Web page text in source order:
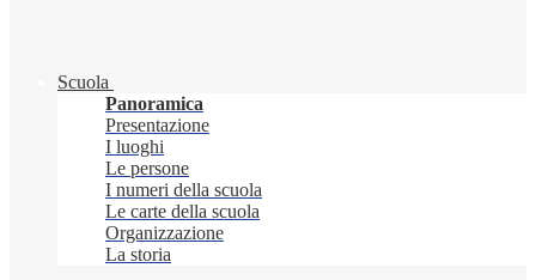
Scuola
Panoramica
Presentazione
I luoghi
Le persone
I numeri della scuola
Le carte della scuola
Organizzazione
La storia